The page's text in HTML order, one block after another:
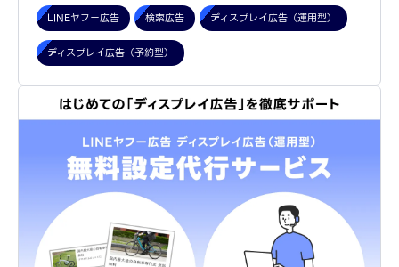
LINEヤフー広告 検索広告 ディスプレイ広告（運用型）
ディスプレイ広告（予約型）